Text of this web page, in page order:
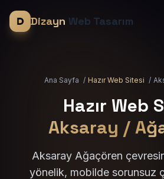
Dizayn Web Tasarım
Ana Sayfa / Hazır Web Sitesi /
Hazır Web
Aksaray /
Aksaray Ağaçören
yönelik, mobilde sorunsuz